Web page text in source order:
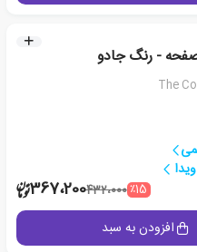
- رنگ جادو
The
٪15432،000367،200
افزودن به سبد